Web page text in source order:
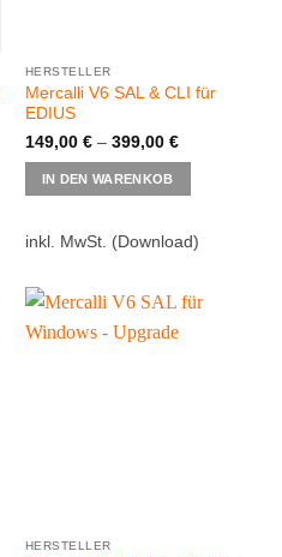
HERSTELLER
Mercalli V6 SAL & CLI für
EDIUS
149,00 €– 399,00 €
IN DEN WARENKOB
inkl. MwSt. (Download)
HERSTELLER